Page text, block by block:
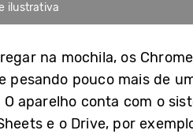
ilustrativa
na mochila, os
pesando pouco mais de
aparelho conta com o
e o Drive, por